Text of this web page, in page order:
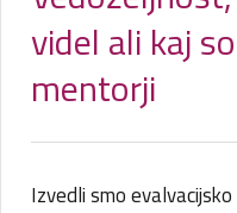
videl ali kaj
mentorji
Izvedli smo